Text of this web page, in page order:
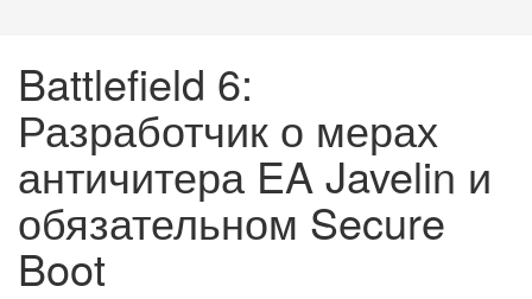
Battlefield 6:
Разработчик о мерах
античитера EA Javelin и
обязательном Secure
Boot